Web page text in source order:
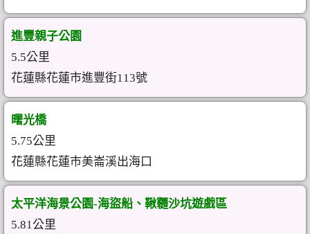
進豐親子公園
5.5公里
花蓮縣花蓮市進豐街113號
曙光橋
5.75公里
花蓮縣花蓮市美崙溪出海口
太平洋海景公園-海盜船、鞦韆沙坑遊戲區
5.81公里